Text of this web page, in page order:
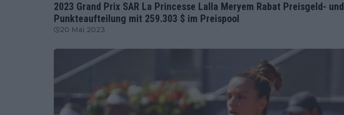
2023 Grand Prix SAR La Princesse Lalla Meryem Rabat Preisgeld- und
Punkteaufteilung mit 259.303 $ im Preispool
20 Mai 2023